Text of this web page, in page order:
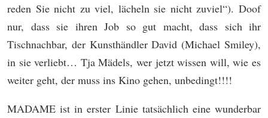
reden Sie nicht zu viel, lächeln sie nicht zuviel“). Doof
nur, dass sie ihren Job so gut macht, dass sich ihr
Tischnachbar, der Kunsthändler David (Michael Smiley),
in sie verliebt… Tja Mädels, wer jetzt wissen will, wie es
weiter geht, der muss ins Kino gehen, unbedingt!!!!
MADAME ist in erster Linie tatsächlich eine wunderbar